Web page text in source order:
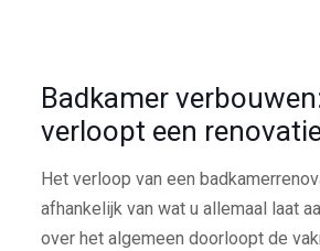
Badkamer
verloopt een
Het verloop van een
afhankelijk van wat u allemaal laat
over het algemeen doorloopt de